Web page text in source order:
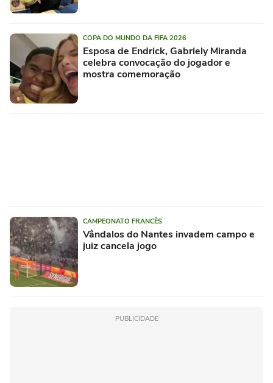
COPA DO MUNDO DA FIFA 2026
Esposa de Endrick, Gabriely Miranda
celebra convocação do jogador e
mostra comemoração
CAMPEONATO FRANCÊS
Vândalos do Nantes invadem campo e
juiz cancela jogo
PUBLICIDADE